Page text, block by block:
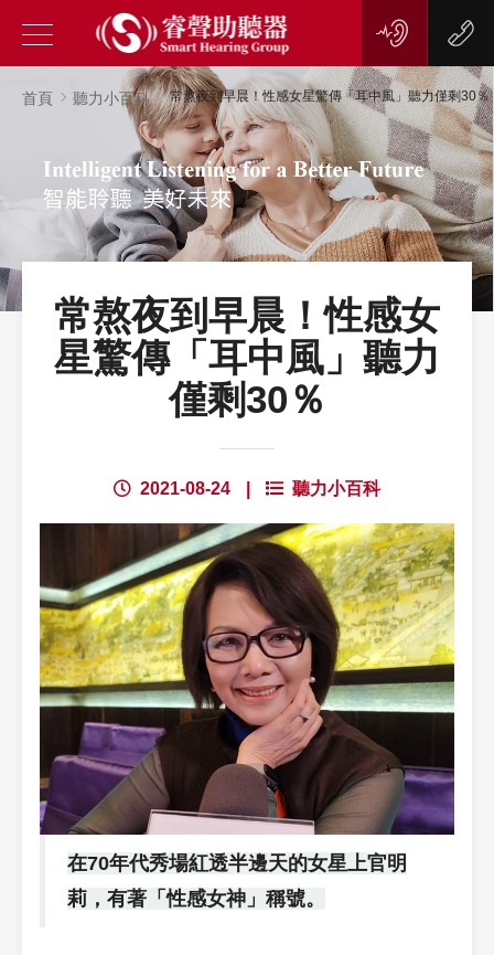
首頁 聽力小百科 常熬夜到早晨！性感女星驚傳「耳中風」聽力僅剩30％
常熬夜到早晨！性感女
星驚傳「耳中風」聽力
僅剩30％
2021-08-24 聽力小百科
在70年代秀場紅透半邊天的女星上官明
莉，有著「性感女神」稱號。